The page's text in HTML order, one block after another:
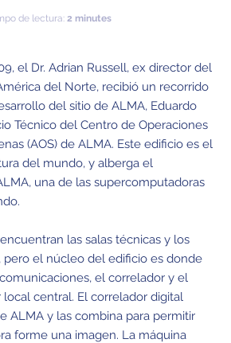
tempranas
y planetas
extrasolares en formación
en el espacio (Astroquímica)
las observaciones con ALMA
Comunidad
de la Astronomía Chilena
y Tecnología
Universidades
Telecomunicaciones
Local
JAO
JAO
JAO
Destacados
(NAOJ)
(NRAO)
(ESO)
de ALMA (ARC)
Norte
en la prensa
ALMA
a 10 años
de Talma
de astrónomos y/o ingenieros
de lectura: 2 minutes
el Dr. Adrian Russell, ex director del
del Norte, recibió un recorrido
del sitio de ALMA, Eduardo
Técnico del Centro de Operaciones
(AOS) de ALMA. Este edificio es el
del mundo, y alberga el
una de las supercomputadoras
las salas técnicas y los
pero el núcleo del edificio es donde
el correlador y el
central. El correlador digital
ALMA y las combina para permitir
forme una imagen. La máquina